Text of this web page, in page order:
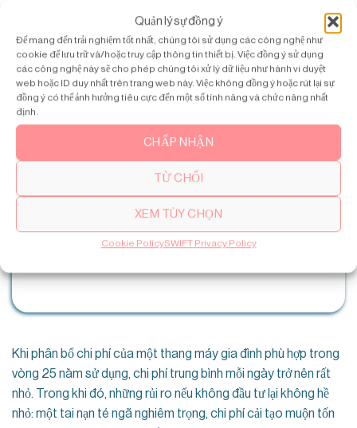
Quản lý sự đồng ý
Để mang đến trải nghiệm tốt nhất, chúng tôi sử dụng các công nghệ như
cookie để lưu trữ và/hoặc truy cập thông tin thiết bị. Việc đồng ý sử dụng
các công nghệ này sẽ cho phép chúng tôi xử lý dữ liệu như hành vi duyệt
web hoặc ID duy nhất trên trang web này. Việc không đồng ý hoặc rút lại sự
đồng ý có thể ảnh hưởng tiêu cực đến một số tính năng và chức năng nhất
định.
CHẤP NHẬN
TỪ CHỐI
XEM TÙY CHỌN
Cookie PolicySWIFT Privacy Policy
nhập rất cao. Nhận thức này đã lỗi thời, và nó dẫn đến những
quyết định về sau tốn kém hơn rất nhiều.
Hãy nhìn vào giá trị thực mà thang máy gia đình mang lại: đảm
bảo an toàn cho người lớn tuổi trong suốt 20–30 năm hoặc
hơn. giá trị bất động sản, khi nhà có thang máy có giá cao hơn
rõ rệt , loại bỏ chi phí cải tạo phát sinh trong tương lai Nâng
cao chất lượng cuộc sống cho mọi thành viên trong gia đình.
Bắt Đầu Xây Thang Máy Gia Đình Việt Nam – Giá
Tốt Nhất!
Khi phân bổ chi phí của một thang máy gia đình phù hợp trong
vòng 25 năm sử dụng, chi phí trung bình mỗi ngày trở nên rất
nhỏ. Trong khi đó, những rủi ro nếu không đầu tư lại không hề
nhỏ: một tai nạn té ngã nghiêm trọng, chi phí cải tạo muộn tốn